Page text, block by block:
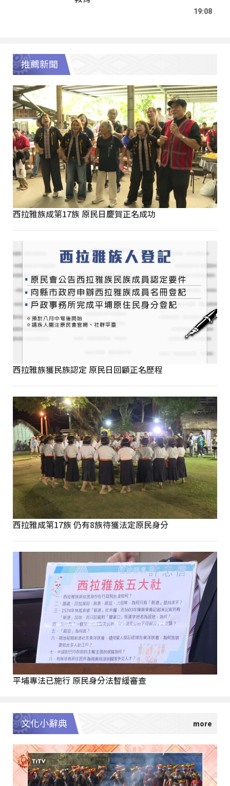
19:08
推薦新聞
西拉雅族成第17族 原民日慶賀正名成功
西拉雅族獲民族認定 原民日回顧正名歷程
西拉雅成第17族 仍有8族待獲法定原民身分
平埔專法已施行 原民身分法暫緩審查
文化小辭典